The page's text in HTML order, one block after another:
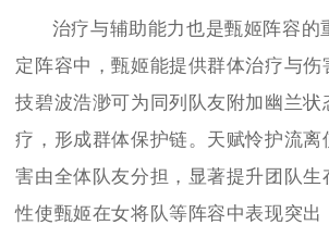
治疗与辅助能力也是甄姬阵容的
定阵容中，甄姬能提供群体治疗与伤
技碧波浩渺可为同列队友附加幽兰状
疗，形成群体保护链。天赋怜护流离
害由全体队友分担，显著提升团队生
性使甄姬在女将队等阵容中表现突出